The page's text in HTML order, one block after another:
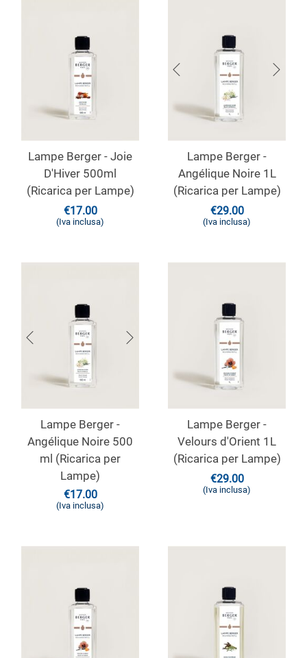
Lampe Berger - Joie
D'Hiver 500ml
(Ricarica per Lampe)
€17.00
(Iva inclusa)
Lampe Berger -
Angélique Noire 1L
(Ricarica per Lampe)
€29.00
(Iva inclusa)
Lampe Berger -
Angélique Noire 500
ml (Ricarica per
Lampe)
€17.00
(Iva inclusa)
Lampe Berger -
Velours d'Orient 1L
(Ricarica per Lampe)
€29.00
(Iva inclusa)